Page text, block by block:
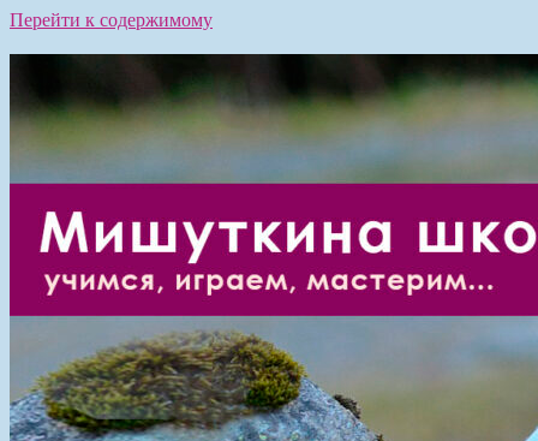
Перейти к содержимому